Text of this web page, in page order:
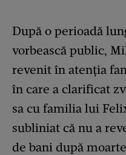
După o perioadă
vorbească public,
revenit în atenția
în care a clarificat
sa cu familia lui
subliniat că nu a
de bani după